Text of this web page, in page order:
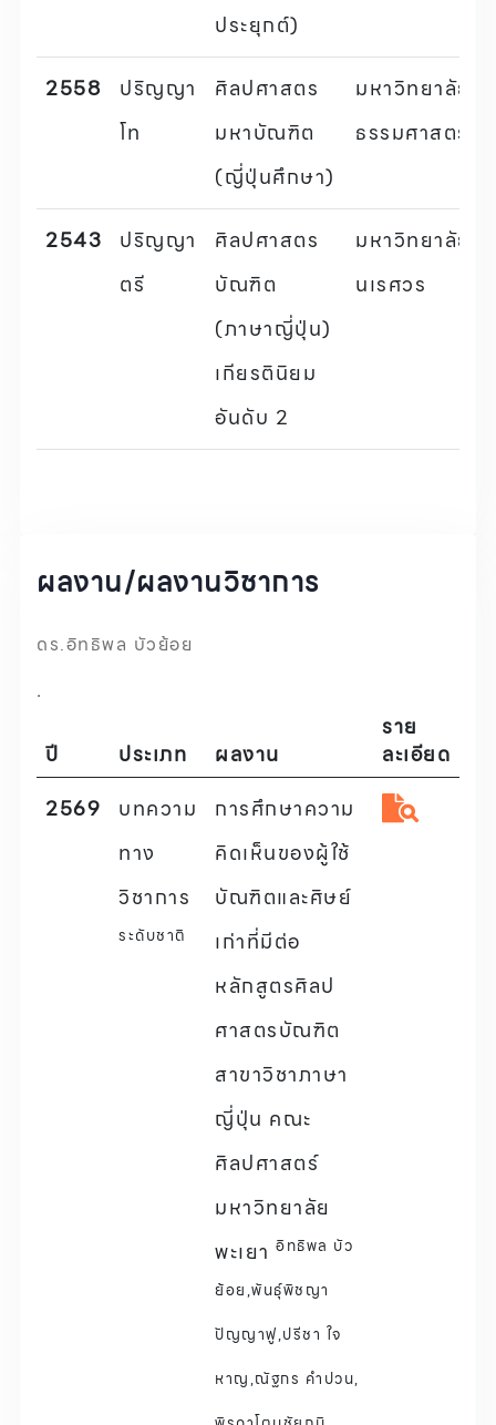
ประยุกต์)
2558
ปริญญา
โท
ศิลปศาสตร
มหาบัณฑิต
(ญี่ปุ่นศึกษา)
มหาวิทยาลัย
ธรรมศาสตร์
2543
ปริญญา
ตรี
ศิลปศาสตร
บัณฑิต
(ภาษาญี่ปุ่น)
เกียรตินิยม
อันดับ 2
มหาวิทยาลัย
นเรศวร
ผลงาน/ผลงานวิชาการ
ดร.อิทธิพล บัวย้อย
.
ปี
ประเภท ผลงาน
ราย
ละเอียด
2569
บทความ
ทาง
วิชาการ
ระดับชาติ
การศึกษาความ
คิดเห็นของผู้ใช้
บัณฑิตและศิษย์
เก่าที่มีต่อ
หลักสูตรศิลป
ศาสตรบัณฑิต
สาขาวิชาภาษา
ญี่ปุ่น คณะ
ศิลปศาสตร์
มหาวิทยาลัย
พะเยา อิทธิพล บัว
ย้อย,พันธุ์พิชญา
ปัญญาฟู,ปรีชา ใจ
หาญ,ณัฐกร คําปวน,